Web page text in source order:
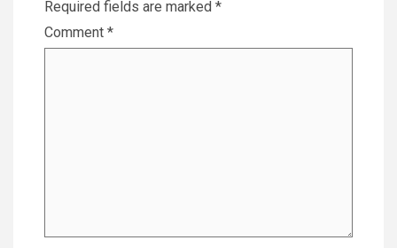
Required fields are marked *
Comment *